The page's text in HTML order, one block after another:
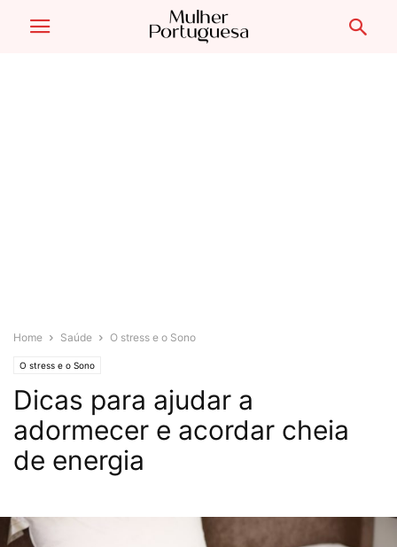
Home Saúde O stress e o Sono
O stress e o Sono
Dicas para ajudar a
adormecer e acordar cheia
de energia